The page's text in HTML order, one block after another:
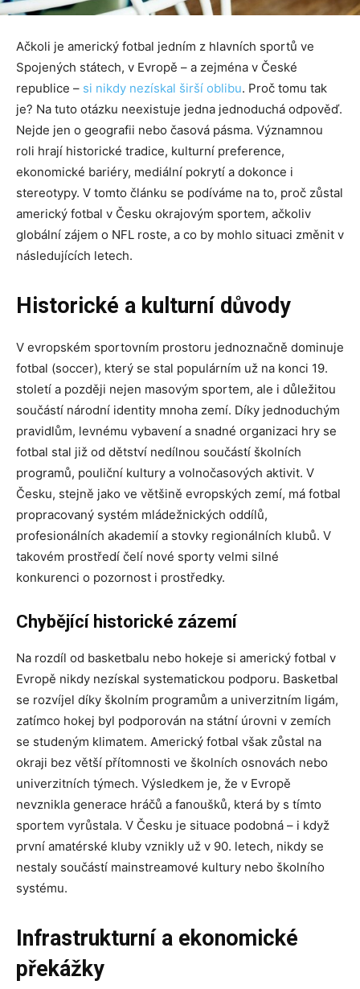
Ačkoli je americký fotbal jedním z hlavních sportů ve
Spojených státech, v Evropě – a zejména v České
republice – si nikdy nezískal širší oblibu. Proč tomu tak
je? Na tuto otázku neexistuje jedna jednoduchá odpověď.
Nejde jen o geografii nebo časová pásma. Významnou
roli hrají historické tradice, kulturní preference,
ekonomické bariéry, mediální pokrytí a dokonce i
stereotypy. V tomto článku se podíváme na to, proč zůstal
americký fotbal v Česku okrajovým sportem, ačkoliv
globální zájem o NFL roste, a co by mohlo situaci změnit v
následujících letech.
Historické a kulturní důvody
V evropském sportovním prostoru jednoznačně dominuje
fotbal (soccer), který se stal populárním už na konci 19.
století a později nejen masovým sportem, ale i důležitou
součástí národní identity mnoha zemí. Díky jednoduchým
pravidlům, levnému vybavení a snadné organizaci hry se
fotbal stal již od dětství nedílnou součástí školních
programů, pouliční kultury a volnočasových aktivit. V
Česku, stejně jako ve většině evropských zemí, má fotbal
propracovaný systém mládežnických oddílů,
profesionálních akademií a stovky regionálních klubů. V
takovém prostředí čelí nové sporty velmi silné
konkurenci o pozornost i prostředky.
Chybějící historické zázemí
Na rozdíl od basketbalu nebo hokeje si americký fotbal v
Evropě nikdy nezískal systematickou podporu. Basketbal
se rozvíjel díky školním programům a univerzitním ligám,
zatímco hokej byl podporován na státní úrovni v zemích
se studeným klimatem. Americký fotbal však zůstal na
okraji bez větší přítomnosti ve školních osnovách nebo
univerzitních týmech. Výsledkem je, že v Evropě
nevznikla generace hráčů a fanoušků, která by s tímto
sportem vyrůstala. V Česku je situace podobná – i když
první amatérské kluby vznikly už v 90. letech, nikdy se
nestaly součástí mainstreamové kultury nebo školního
systému.
Infrastrukturní a ekonomické
překážky